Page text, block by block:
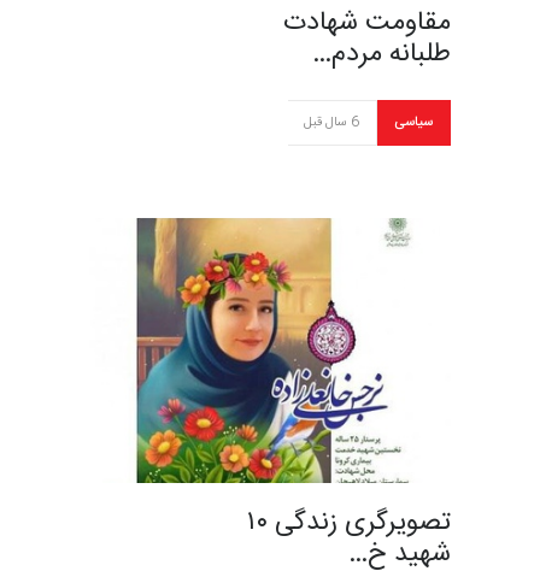
مقاومت شهادت
طلبانه مردم…
سیاسی 6 سال قبل
تصویرگری زندگی ۱۰
شهید خ…